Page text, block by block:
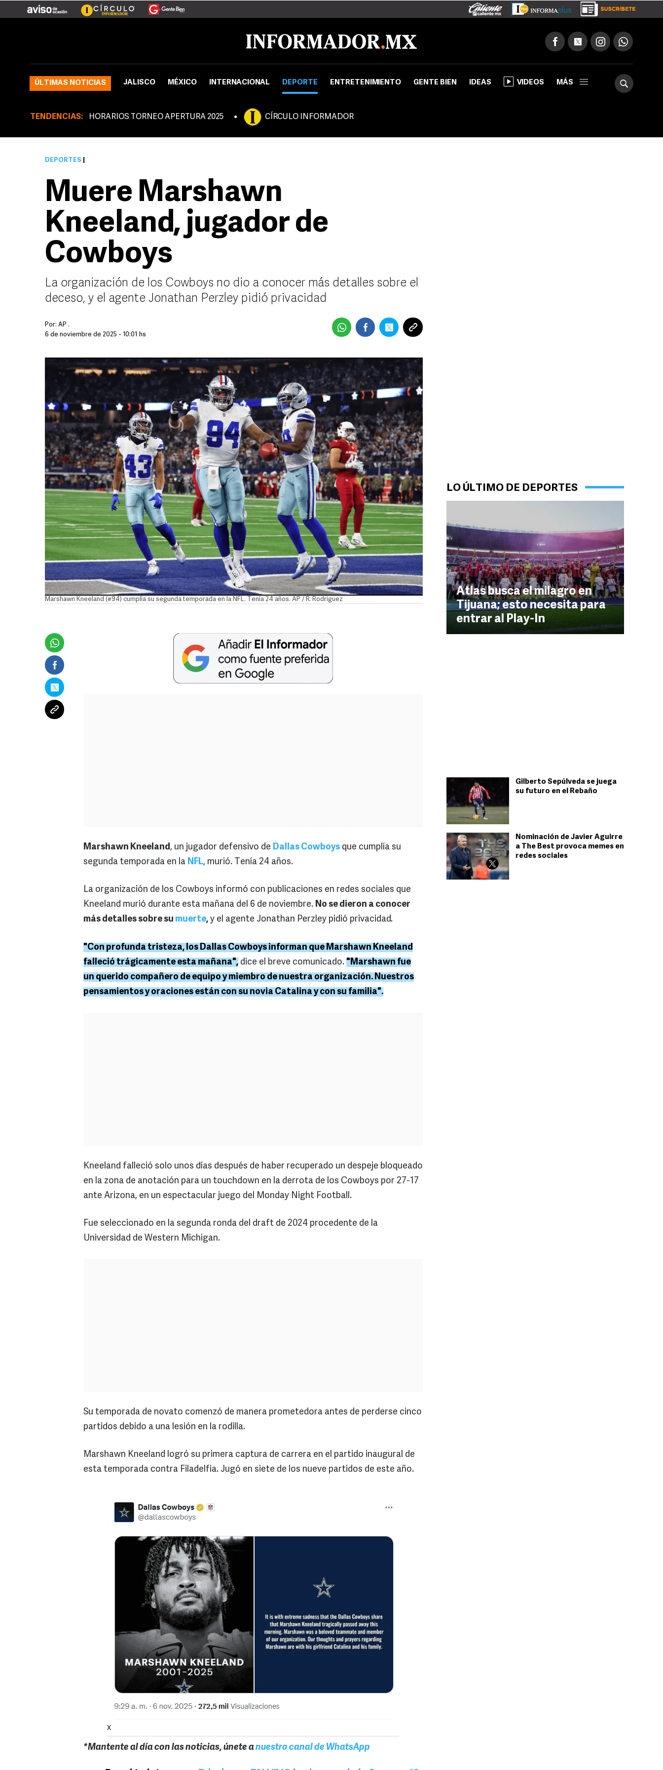
ÚLTIMAS NOTICIAS JALISCO MÉXICO INTERNACIONAL DEPORTE ENTRETENIMIENTO GENTE BIEN IDEAS VIDEOS MÁS
TENDENCIAS: HORARIOS TORNEO APERTURA 2025 CÍRCULO INFORMADOR
LO ÚLTIMO DE DEPORTES
Atlas busca el milagro en
Tijuana; esto necesita para
entrar al Play-In
Gilberto Sepúlveda se juega
su futuro en el Rebaño
Nominación de Javier Aguirre
a The Best provoca memes en
redes sociales
DEPORTES
Muere Marshawn
Kneeland, jugador de
Cowboys
La organización de los Cowboys no dio a conocer más detalles sobre el
deceso, y el agente Jonathan Perzley pidió privacidad
Por: AP .
6 de noviembre de 2025 - 10:01 hs
Marshawn Kneeland (#94) cumplía su segunda temporada en la NFL. Tenía 24 años. AP / R. Rodriguez
Marshawn Kneeland, un jugador defensivo de Dallas Cowboys que cumplía su
segunda temporada en la NFL, murió. Tenía 24 años.
La organización de los Cowboys informó con publicaciones en redes sociales que
Kneeland murió durante esta mañana del 6 de noviembre. No se dieron a conocer
más detalles sobre su muerte, y el agente Jonathan Perzley pidió privacidad.
"Con profunda tristeza, los Dallas Cowboys informan que Marshawn Kneeland
falleció trágicamente esta mañana", dice el breve comunicado. "Marshawn fue
un querido compañero de equipo y miembro de nuestra organización. Nuestros
pensamientos y oraciones están con su novia Catalina y con su familia".
Kneeland falleció solo unos días después de haber recuperado un despeje bloqueado
en la zona de anotación para un touchdown en la derrota de los Cowboys por 27-17
ante Arizona, en un espectacular juego del Monday Night Football.
Fue seleccionado en la segunda ronda del draft de 2024 procedente de la
Universidad de Western Michigan.
Su temporada de novato comenzó de manera prometedora antes de perderse cinco
partidos debido a una lesión en la rodilla.
Marshawn Kneeland logró su primera captura de carrera en el partido inaugural de
esta temporada contra Filadelfia. Jugó en siete de los nueve partidos de este año.
X
*Mantente al día con las noticias, únete a nuestro canal de WhatsApp